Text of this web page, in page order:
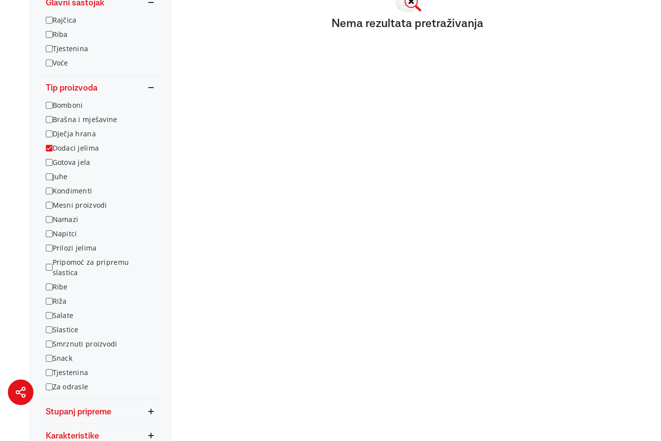
Glavni sastojak
Rajčica
Riba
Tjestenina
Voće
Tip proizvoda
Bomboni
Brašna i mješavine
Dječja hrana
Dodaci jelima
Gotova jela
Juhe
Kondimenti
Mesni proizvodi
Namazi
Napitci
Prilozi jelima
Pripomoć za pripremu
slastica
Ribe
Riža
Salate
Slastice
Smrznuti proizvodi
Snack
Tjestenina
Za odrasle
Stupanj pripreme
Karakteristike
Nema rezultata pretraživanja